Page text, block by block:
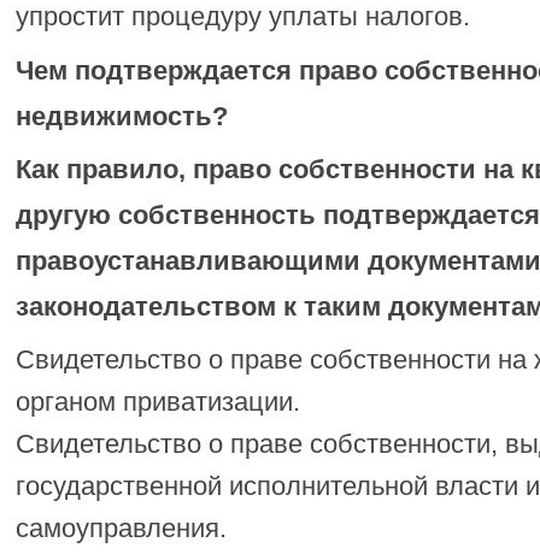
упростит процедуру уплаты налогов.
Чем подтверждается право
недвижимость?
Как правило, право собственности на
другую собственность
правоустанавливающими
законодательством к таким
Свидетельство о праве собственности
органом приватизации.
Свидетельство о праве собственности,
государственной исполнительной власти
самоуправления.